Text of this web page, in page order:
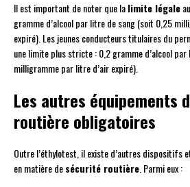
Il est important de noter que lalimite légale
gramme d’alcool par litre de sang (soit 0,25
expiré). Les jeunes conducteurs titulaires du
une limite plus stricte : 0,2 gramme d’alcool
milligramme par litre d’air expiré).
Les autres équipements
routière obligatoires
Outre l’éthylotest, il existe d’autres dispositifs
en matière desécurité routière. Parmi eux :